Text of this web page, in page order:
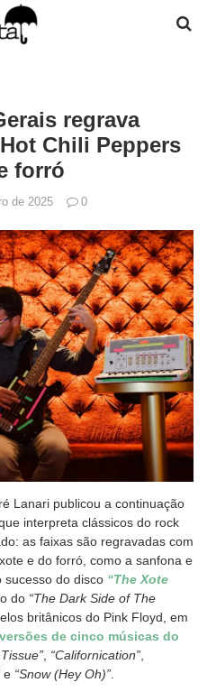
regrava
Chili Peppers
forró
de 2025 0
Lanari publicou a continuação
interpreta clássicos do rock
as faixas são regravadas com
e do forró, como a sanfona e
sucesso do disco “The Xote
do “The Dark Side of The
britânicos do Pink Floyd, em
de cinco músicas do
“Californication”
e “Snow (Hey Oh)”